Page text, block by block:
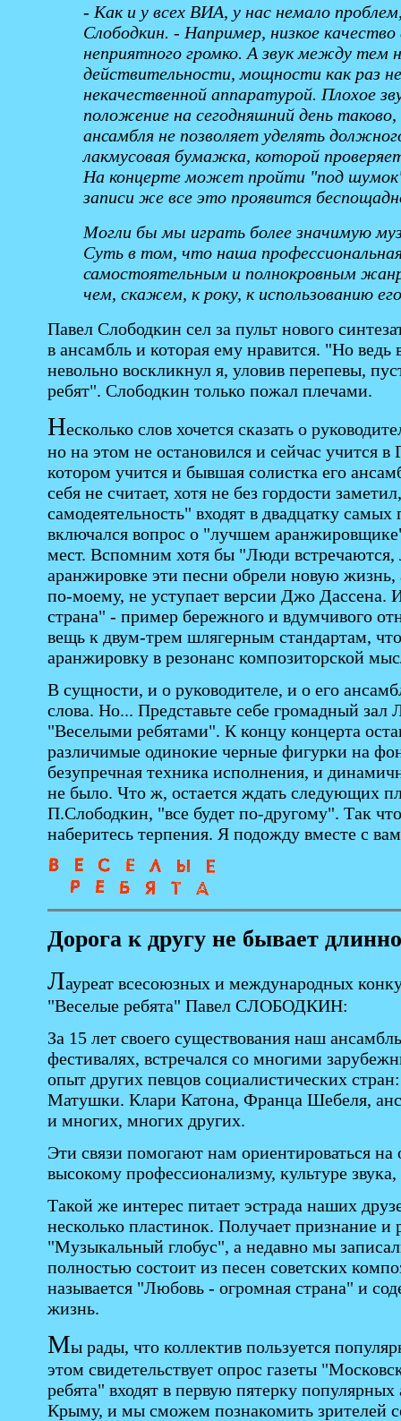
- Как и у всех ВИА, у нас немало
Слободкин. - Например, низкое
неприятного громко. А звук между тем
действительности, мощности как раз
некачественной аппаратурой. Плохое
положение на сегодняшний день
ансамбля не позволяет уделять
лакмусовая бумажка, которой
На концерте может пройти "под
записи же все это проявится
Могли бы мы играть более значимую
Суть в том, что наша
самостоятельным и полнокровным
чем, скажем, к року, к использованию
Павел Слободкин сел за пульт нового
в ансамбль и которая ему нравится. "Но
невольно воскликнул я, уловив перепевы,
ребят". Слободкин только пожал плечами.
Несколько слов хочется сказать о
но на этом не остановился и сейчас учится
котором учится и бывшая солистка его
себя не считает, хотя не без гордости
самодеятельность" входят в двадцатку
включался вопрос о "лучшем
мест. Вспомним хотя бы "Люди
аранжировке эти песни обрели новую жизнь,
по-моему, не уступает версии Джо Дассена.
страна" - пример бережного и вдумчивого
вещь к двум-трем шлягерным стандартам,
аранжировку в резонанс композиторской
В сущности, и о руководителе, и о его
слова. Но... Представьте себе громадный
"Веселыми ребятами". К концу концерта
различимые одинокие черные фигурки на
безупречная техника исполнения, и
не было. Что ж, остается ждать следующих
П.Слободкин, "все будет по-другому". Так
наберитесь терпения. Я подожду вместе с
Дорога к другу не бывает
Лауреат всесоюзных и международных
"Веселые ребята" Павел СЛОБОДКИН:
За 15 лет своего существования наш
фестивалях, встречался со многими
опыт других певцов социалистических
Матушки. Клари Катона, Франца Шебеля,
и многих, многих других.
Эти cвязи помогают нам ориентироваться
высокому профессионализму, культуре
Такой же интерес питает эстрада наших
несколько пластинок. Получает признание
"Музыкальный глобус", а недавно мы
полностью состоит из песен советских
называется "Любовь - огромная страна" и
жизнь.
Мы рады, что коллектив пользуется
этом свидетельствует опрос газеты
ребята" входят в первую пятерку
Крыму, и мы сможем познакомить зрителей